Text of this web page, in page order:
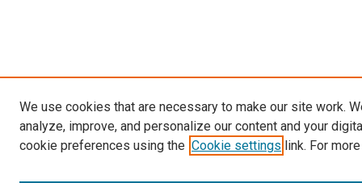
We use cookies that are necessary to make our site work.
analyze, improve, and personalize our content and your
cookie preferences using the Cookie settings link. For